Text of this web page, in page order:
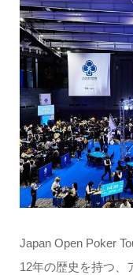
Japan Open Poker
12年の歴史を持つ、